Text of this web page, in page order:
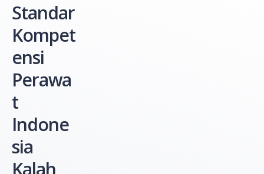
Standar
Kompet
ensi
Perawa
t
Indone
sia
Kalah